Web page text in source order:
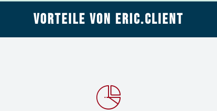
Vorteile von ERiC.Client